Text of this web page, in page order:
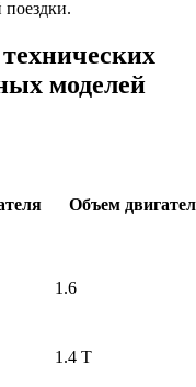
поездки.
моделей
Объем
1.6
1.4 T